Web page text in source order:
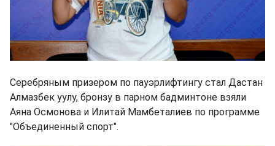
Серебряным призером по пауэрлифтингу стал Дастан
Алмазбек уулу, бронзу в парном бадминтоне взяли
Аяна Осмонова и Илитай Мамбеталиев по программе
"Объединенный спорт".